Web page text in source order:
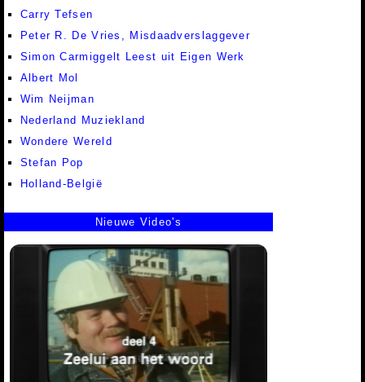
Carry Tefsen
Peter R. De Vries, Misdaadverslaggever
Simon Carmiggelt Leest uit Eigen Werk
Albert Mol
Wim Neijman
Nederland Muziekland
Wondere Wereld
Stefan Pop
Holland-België
Nieuwe Video's